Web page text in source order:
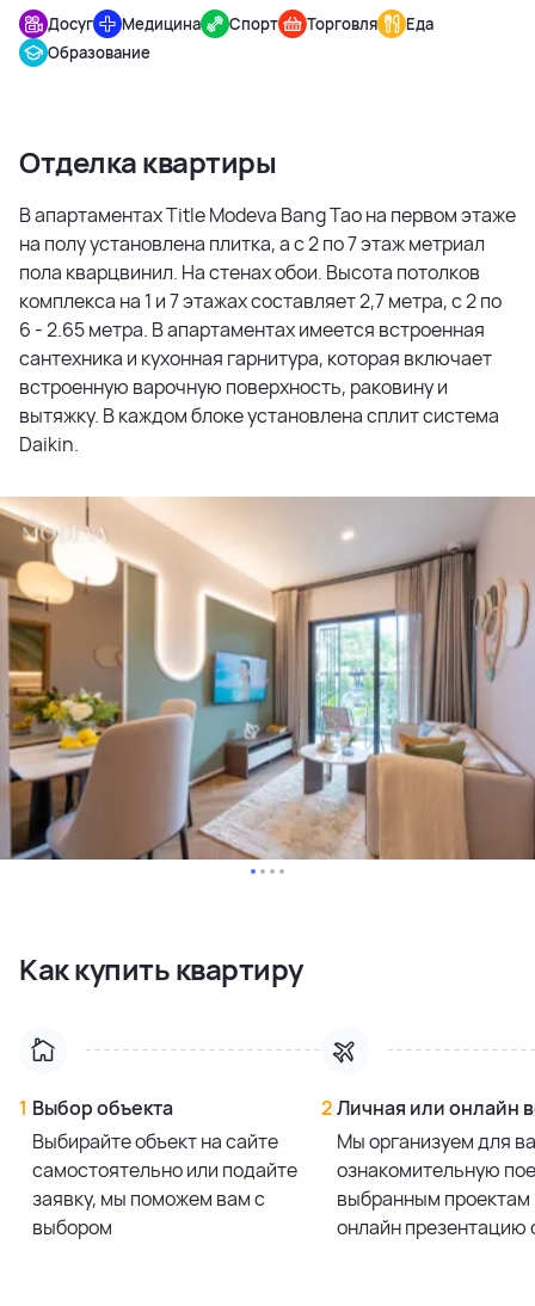
Досуг Медицина Спорт Торговля
Еда
Образование
Отделка квартиры
В апартаментах Title Modeva Bang Tao на первом этаже
на полу установлена плитка, а с 2 по 7 этаж метриал
пола кварцвинил. На стенах обои. Высота потолков
комплекса на 1 и 7 этажах составляет 2,7 метра, с 2 по
6 - 2.65 метра. В апартаментах имеется встроенная
сантехника и кухонная гарнитура, которая включает
встроенную варочную поверхность, раковину и
вытяжку. В каждом блоке установлена сплит система
Daikin.
Как купить квартиру
1 Выбор объекта
Выбирайте объект на сайте
самостоятельно или подайте
заявку, мы поможем вам с
выбором
2Личная или онлайн
Мы организуем для
ознакомительную
выбранным проектам
онлайн презентацию